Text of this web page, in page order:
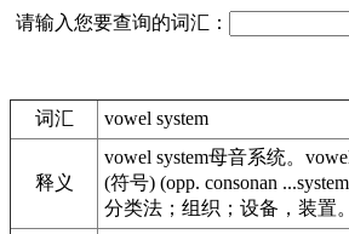
请输入您要查询的词汇：
词汇 vowel system
释义
vowel system母音系统。
(符号) (opp. consonan
分类法；组织；设备，装置